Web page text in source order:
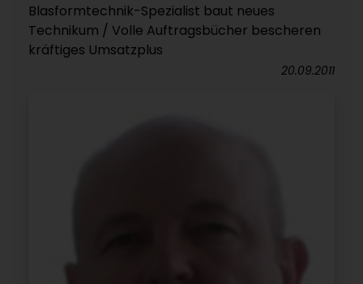
Blasformtechnik-Spezialist baut neues
Technikum / Volle Auftragsbücher bescheren
kräftiges Umsatzplus
20.09.2011